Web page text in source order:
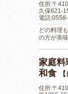
住所:〒
久保621-
電話
どの料理
の方が美
家庭料
和食
【
住所:〒